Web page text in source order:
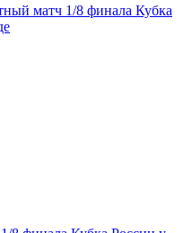
матч 1/8 финала Кубка